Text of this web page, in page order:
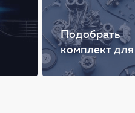
Подобрать
комплект